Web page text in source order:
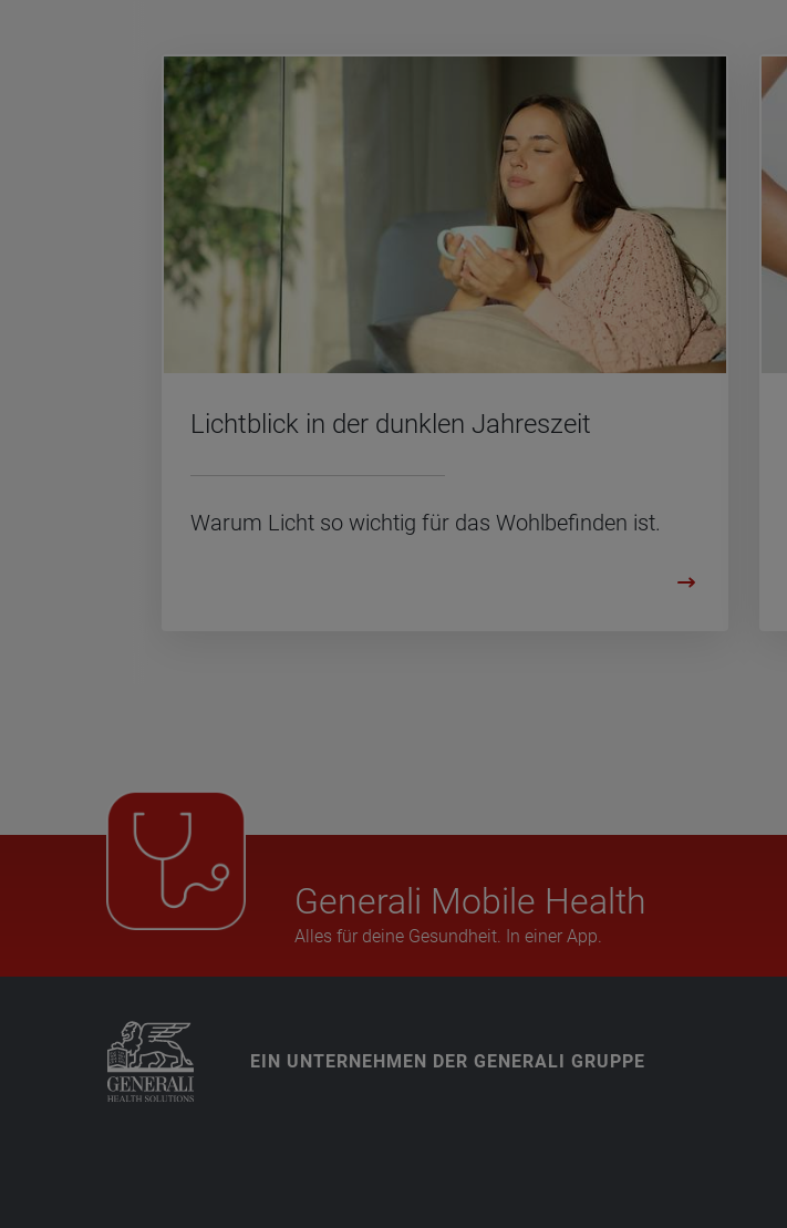
Licht­blick in der dunk­len Jah­res­zeit
Warum Licht so wich­tig für das Wohl­be­fin­den ist.
Gene­rali Mobile Health
Alles für deine Gesundheit. In einer App.
EIN UNTERNEHMEN DER GENERALI GRUPPE